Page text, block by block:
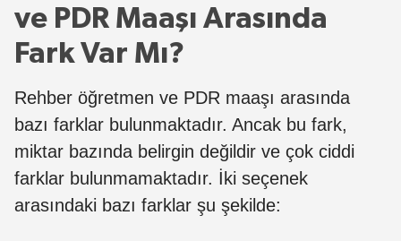
ve PDR Maaşı Arasında
Fark Var Mı?
Rehber öğretmen ve PDR maaşı arasında
bazı farklar bulunmaktadır. Ancak bu fark,
miktar bazında belirgin değildir ve çok ciddi
farklar bulunmamaktadır. İki seçenek
arasındaki bazı farklar şu şekilde: